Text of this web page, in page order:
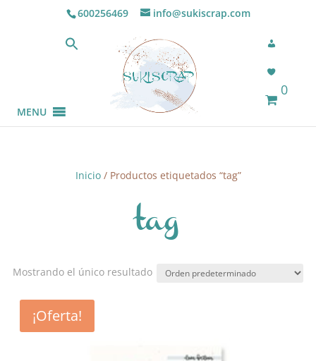
600256469 info@sukiscrap.com
0
MENU
Inicio/ Productos etiquetados “tag”
tag
Mostrando el único resultado
¡Oferta!